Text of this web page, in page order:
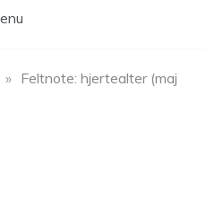
» Feltnote: hjertealter (maj